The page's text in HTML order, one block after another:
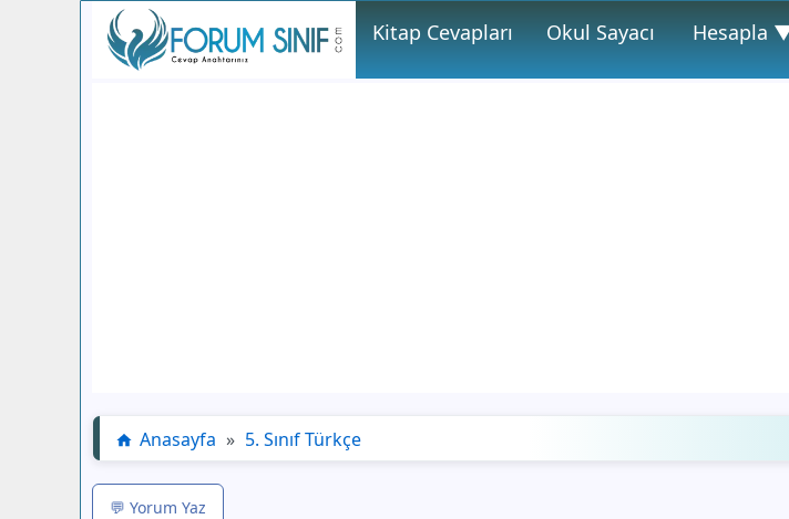
Kitap Cevapları Okul Sayacı Hesapla
Anasayfa » 5. Sınıf Türkçe
💬 Yorum Yaz